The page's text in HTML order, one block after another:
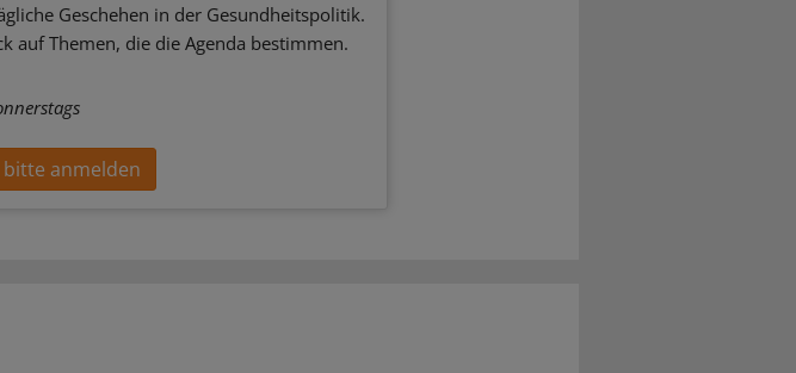
Geschehen in der Gesundheitspolitik.
auf Themen, die die Agenda bestimmen.
anmelden